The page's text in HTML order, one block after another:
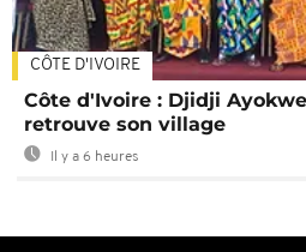
CÔTE D'IVOIRE
Côte d'Ivoire : Djidji
retrouve son village
Il y a 6 heures